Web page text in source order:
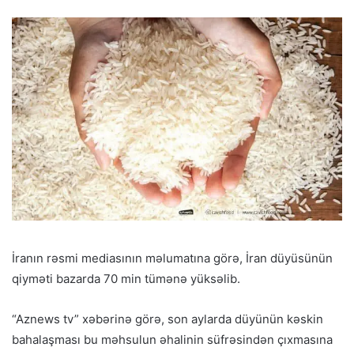
İranın rəsmi mediasının məlumatına görə, İran düyüsünün
qiyməti bazarda 70 min tümənə yüksəlib.
“Aznews tv” xəbərinə görə, son aylarda düyünün kəskin
bahalaşması bu məhsulun əhalinin süfrəsindən çıxmasına